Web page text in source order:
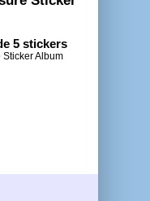
5 stickers